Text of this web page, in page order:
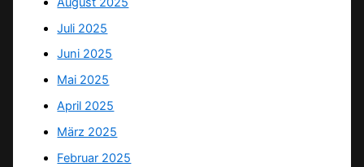
Juli 2025
Juni 2025
Mai 2025
April 2025
März 2025
Februar 2025